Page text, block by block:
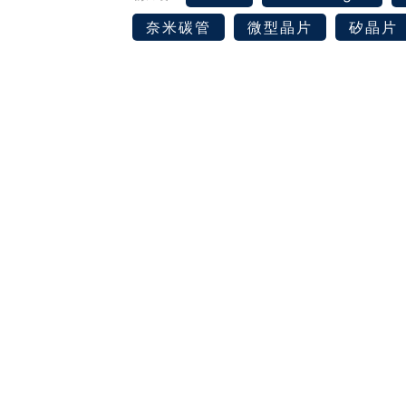
奈米碳管
微型晶片 矽晶片